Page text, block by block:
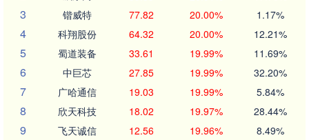
3 锴威特 77.82 20.00% 1.17%
4 科翔股份 64.32 20.00% 12.21%
5 蜀道装备 33.61 19.99% 11.69%
6 中巨芯 27.85 19.99% 32.20%
7 广哈通信 19.03 19.99% 5.84%
8 欣天科技 18.02 19.97% 28.44%
9 飞天诚信 12.56 19.96% 8.49%